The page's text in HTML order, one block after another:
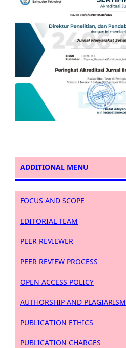
ADDITIONAL MENU
FOCUS AND SCOPE
EDITORIAL TEAM
PEER REVIEWER
PEER REVIEW PROCESS
OPEN ACCESS POLICY
AUTHORSHIP AND PLAGIARISM
PUBLICATION ETHICS
PUBLICATION CHARGES